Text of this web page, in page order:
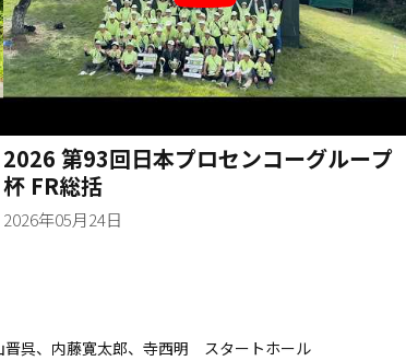
2026 第93回日本プロセンコーグループ
杯 FR総括
2026年05月24日
晋呉、内藤寛太郎、寺西明 スタートホール